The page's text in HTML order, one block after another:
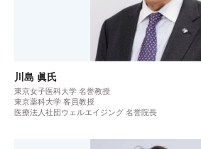
川島 眞氏
東京女子医科大学 名誉教授
東京薬科大学 客員教授
医療法人社団ウェルエイジング 名誉院長